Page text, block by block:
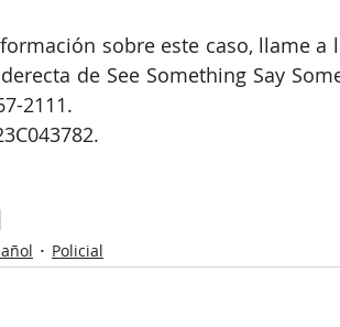
sobre este caso, llame a
de See Something Say
2111.
Policial